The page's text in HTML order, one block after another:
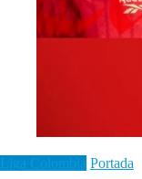
Portada